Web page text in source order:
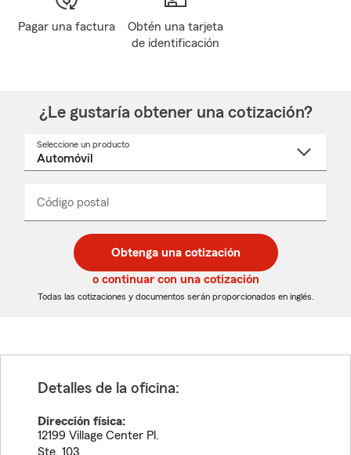
Pagar una factura
Obtén una tarjeta
de identificación
¿Le gustaría obtener una cotización?
Seleccione un producto
desplegable
Código postal
de
5
dígitos
de
5
dígitos
_____
Obtenga una cotización
o continuar con una cotización
Todas las cotizaciones y documentos serán proporcionados en inglés.
Detalles de la oficina:
Dirección física:
12199 Village Center Pl.
Ste. 103